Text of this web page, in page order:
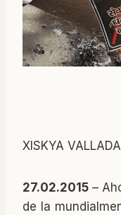
XISKYA
27.02.2015 –
de la